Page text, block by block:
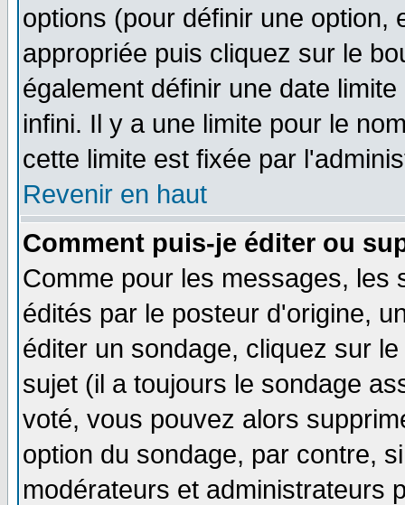
options (pour définir une option,
appropriée puis cliquez sur le
également définir une date
infini. Il y a une limite pour le
cette limite est fixée par
Revenir en haut
Comment puis-je éditer ou
Comme pour les messages, les
édités par le posteur d'origine,
éditer un sondage, cliquez sur
sujet (il a toujours le sondage
voté, vous pouvez alors
option du sondage, par contre,
modérateurs et administrateurs